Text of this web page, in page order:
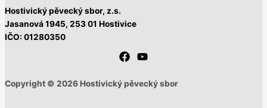
Hostivický pěvecký sbor, z.s.
Jasanová 1945, 253 01 Hostivice
IČO: 01280350
Copyright © 2026 Hostivický pěvecký sbor